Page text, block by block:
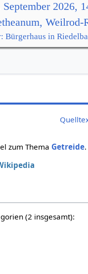
September 2026,
Weilrod-
Bürgerhaus in
zum Thema Getreide.
(2 insgesamt):